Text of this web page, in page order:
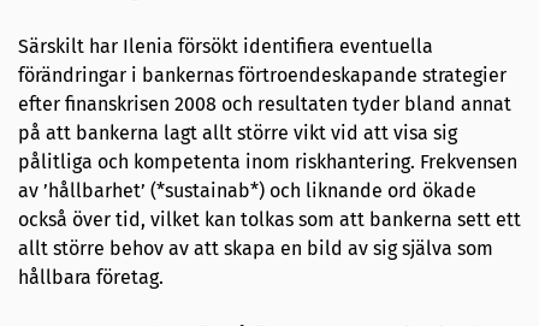
Särskilt har Ilenia försökt identifiera eventuella
förändringar i bankernas förtroendeskapande strategier
efter finanskrisen 2008 och resultaten tyder bland annat
på att bankerna lagt allt större vikt vid att visa sig
pålitliga och kompetenta inom riskhantering. Frekvensen
av ’hållbarhet’ (*sustainab*) och liknande ord ökade
också över tid, vilket kan tolkas som att bankerna sett ett
allt större behov av att skapa en bild av sig själva som
hållbara företag.